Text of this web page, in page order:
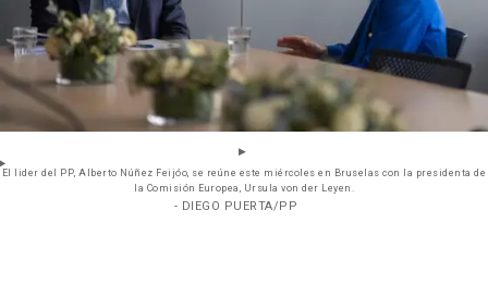
El lider del PP, Alberto Núñez Feijóo, se reúne este miércoles en Bruselas con la presidenta de
la Comisión Europea, Ursula von der Leyen.
- DIEGO PUERTA/PP